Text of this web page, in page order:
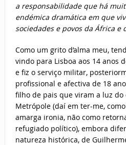
a responsabilidade que há
endémica dramática em que
sociedades e povos da África e
Como um grito d’alma meu,
vindo para Lisboa aos 14 anos
e fiz o serviço militar,
profissional e afectiva de 18
filho de pais que viram a luz
Metrópole (daí em ter-me,
amarga ironia, não como
refugiado político), embora
natureza histórica, de